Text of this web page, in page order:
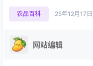
农品百科 25年12月17日
网站编辑